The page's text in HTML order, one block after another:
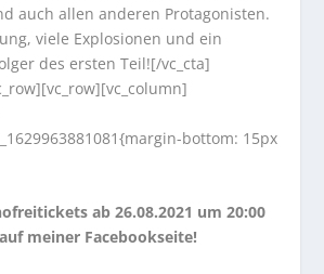
auch allen anderen Protagonisten.
viele Explosionen und ein
des ersten Teil![/vc_cta]
bottom: 15px
ab 26.08.2021 um 20:00
meiner Facebookseite!